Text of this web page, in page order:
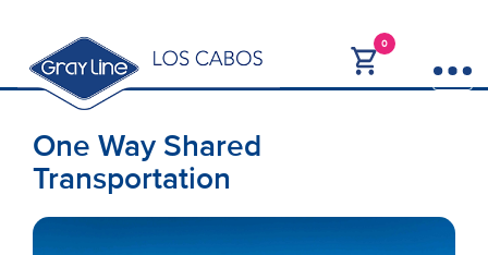
0
One Way Shared
Transportation